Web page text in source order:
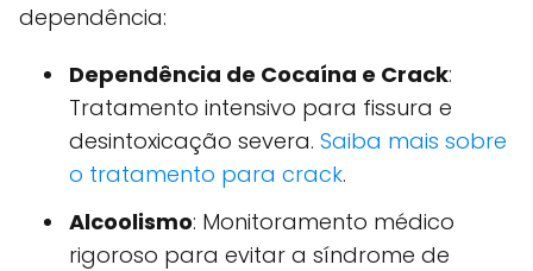
dependência:
Dependência de Cocaína e Crack:
Tratamento intensivo para fissura e
desintoxicação severa. Saiba mais sobre
o tratamento para crack.
Alcoolismo: Monitoramento médico
rigoroso para evitar a síndrome de